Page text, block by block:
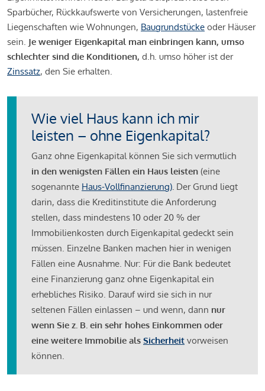
Sparbücher, Rückkaufswerte von Versicherungen, lastenfreie
Liegenschaften wie Wohnungen, Baugrundstücke oder Häuser
sein. Je weniger Eigenkapital man einbringen kann, umso
schlechter sind die Konditionen, d.h. umso höher ist der
Zinssatz, den Sie erhalten.
Wie viel Haus kann ich mir
leisten – ohne Eigenkapital?
Ganz ohne Eigenkapital können Sie sich vermutlich
in den wenigsten Fällen ein Haus leisten (eine
sogenannte Haus-Vollfinanzierung). Der Grund liegt
darin, dass die Kreditinstitute die Anforderung
stellen, dass mindestens 10 oder 20 % der
Immobilienkosten durch Eigenkapital gedeckt sein
müssen. Einzelne Banken machen hier in wenigen
Fällen eine Ausnahme. Nur: Für die Bank bedeutet
eine Finanzierung ganz ohne Eigenkapital ein
erhebliches Risiko. Darauf wird sie sich in nur
seltenen Fällen einlassen – und wenn, dann nur
wenn Sie z. B. ein sehr hohes Einkommen oder
eine weitere Immobilie als Sicherheit vorweisen
können.